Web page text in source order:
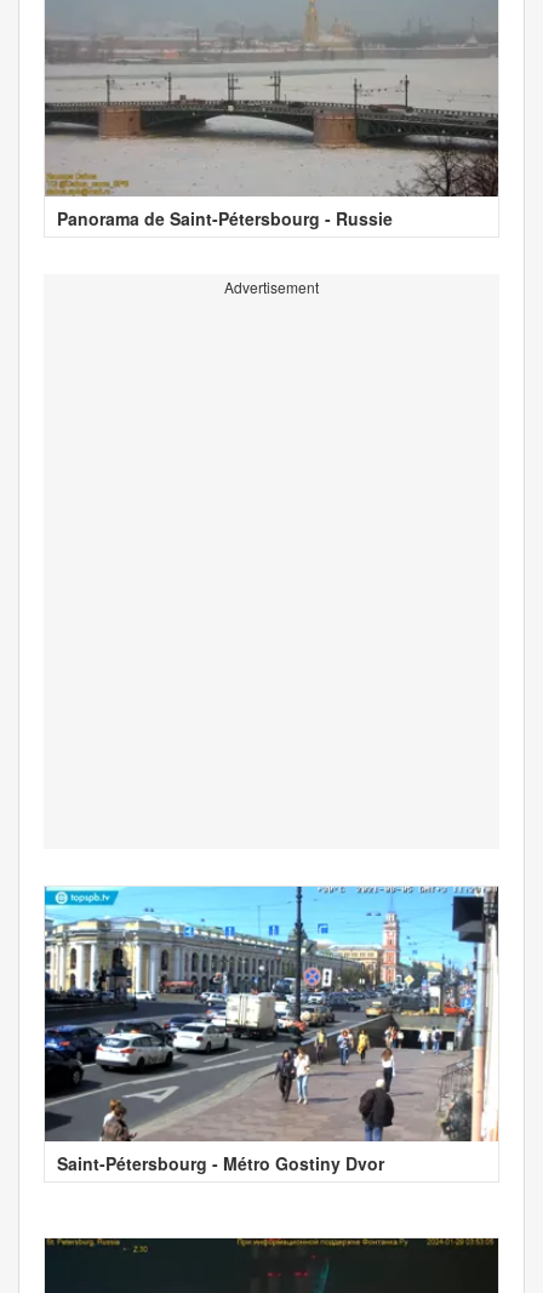
Panorama de Saint-Pétersbourg - Russie
Advertisement
Saint-Pétersbourg - Métro Gostiny Dvor